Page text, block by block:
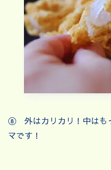
⑧ 外はカリカリ！中はも
マです！